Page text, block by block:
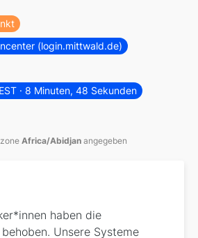
(login.mittwald.de)
· 8 Minuten, 48 Sekunden
Africa/Abidjan angegeben
haben die
Unsere Systeme